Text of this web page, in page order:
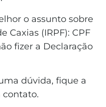
o assunto sobre
Caxias (IRPF): CPF
fizer a Declaração
dúvida, fique a
contato.